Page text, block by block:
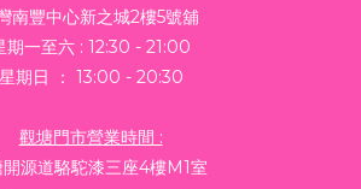
南豐中心新之城2樓5號舖
期一至六 : 12:30 - 21:00
星期日 ： 13:00 - 20:30
觀塘門市營業時間 :
源道駱駝漆三座4樓M1室